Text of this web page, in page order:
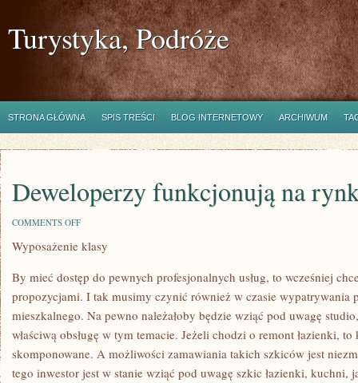
Turystyka, Podróże
STRONA GŁÓWNA SPIS TREŚCI BLOG INTERNETOWY ARCHIWUM
Deweloperzy funkcjonują na
COMMENTS OFFON
FUNKCJONUJĄ
Wyposażenie klasy
By mieć dostęp do pewnych profesjonalnych usług, to wcześniej
propozycjami. I tak musimy czynić również w czasie wypatrywania
mieszkalnego. Na pewno należałoby będzie wziąć pod uwagę
właściwą obsługę w tym temacie. Jeżeli chodzi o remont łazienki,
skomponowane. A możliwości zamawiania takich szkiców jest
tego inwestor jest w stanie wziąć pod uwagę szkic łazienki, kuchni,